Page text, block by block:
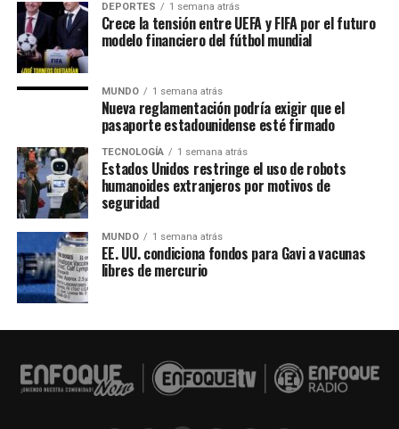
DEPORTES 1 semana atrás
Crece la tensión entre UEFA y FIFA por el futuro
modelo financiero del fútbol mundial
MUNDO 1 semana atrás
Nueva reglamentación podría exigir que el
pasaporte estadounidense esté firmado
TECNOLOGÍA 1 semana atrás
Estados Unidos restringe el uso de robots
humanoides extranjeros por motivos de
seguridad
MUNDO 1 semana atrás
EE. UU. condiciona fondos para Gavi a vacunas
libres de mercurio